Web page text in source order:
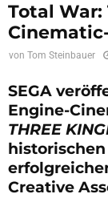
Total War:
von Tom Steinbauer
SEGA
Engine-
THREE
Creative